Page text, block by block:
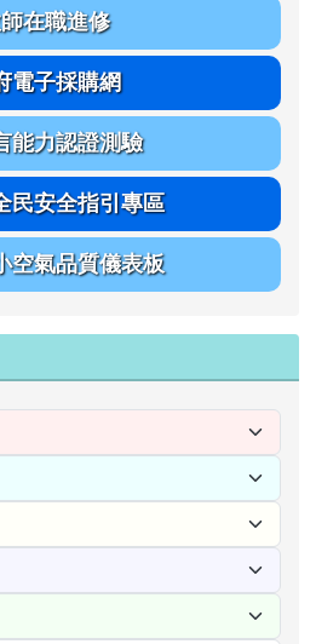
在職進修
電子採購網
能力認證測驗
民安全指引專區
空氣品質儀表板